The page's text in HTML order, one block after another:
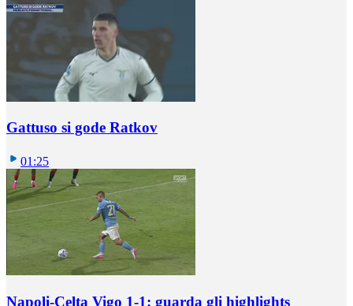
Gattuso si gode Ratkov
01:25
Napoli-Celta Vigo 1-1: guarda gli highlights